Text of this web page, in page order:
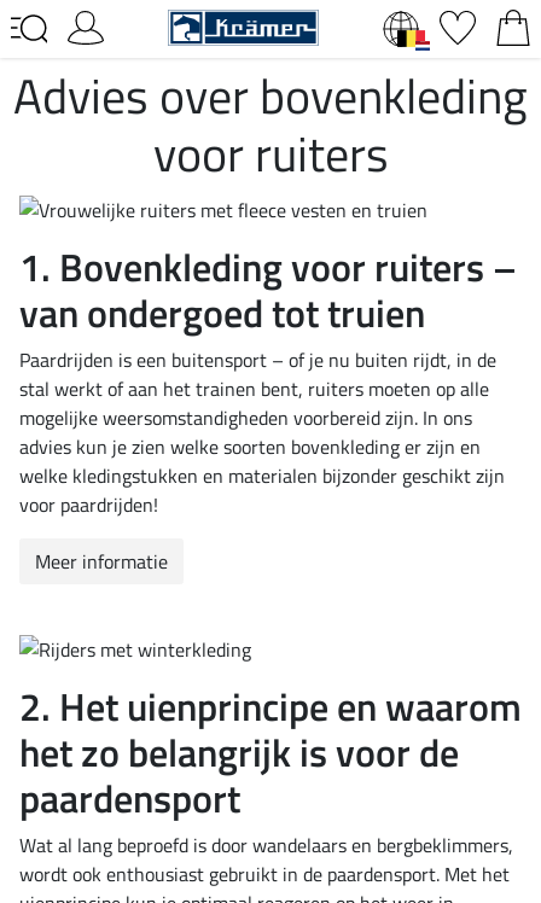
Advies over bovenkleding
voor ruiters
1. Bovenkleding voor ruiters –
van ondergoed tot truien
Paardrijden is een buitensport – of je nu buiten rijdt, in de
stal werkt of aan het trainen bent, ruiters moeten op alle
mogelijke weersomstandigheden voorbereid zijn. In ons
advies kun je zien welke soorten bovenkleding er zijn en
welke kledingstukken en materialen bijzonder geschikt zijn
voor paardrijden!
Meer informatie
2. Het uienprincipe en waarom
het zo belangrijk is voor de
paardensport
Wat al lang beproefd is door wandelaars en bergbeklimmers,
wordt ook enthousiast gebruikt in de paardensport. Met het